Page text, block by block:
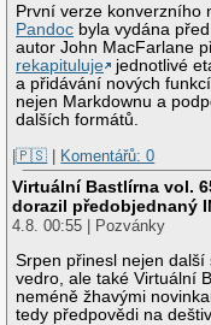
První verze konverzního
Pandoc byla vydána
autor John MacFarlane
rekapituluje
jednotlivé
a přidávání nových
nejen Markdownu a
dalších formátů.
|🇵🇸 | Komentářů: 0
Virtuální Bastlírna vol.
dorazil předobjednaný
4.8. 00:55 | Pozvánky
Srpen přinesl nejen další
vedro, ale také Virtuální
neméně žhavými
tedy předpovědi na